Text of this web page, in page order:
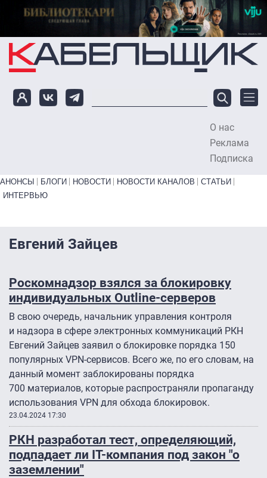
Перейти к основному содержанию
О нас
Реклама
Подписка
Primary links bottom
АНОНСЫ БЛОГИ НОВОСТИ НОВОСТИ КАНАЛОВ
СТАТЬИ
ИНТЕРВЬЮ
Евгений Зайцев
Роскомнадзор взялся за блокировку
индивидуальных Outline-серверов
В свою очередь, начальник управления контроля
и надзора в сфере электронных коммуникаций РКН
Евгений Зайцев заявил о блокировке порядка 150
популярных VPN-сервисов. Всего же, по его словам, на
данный момент заблокированы порядка
700 материалов, которые распространяли пропаганду
использования VPN для обхода блокировок.
23.04.2024 17:30
РКН разработал тест, определяющий,
подпадает ли IT-компания под закон "о
заземлении"